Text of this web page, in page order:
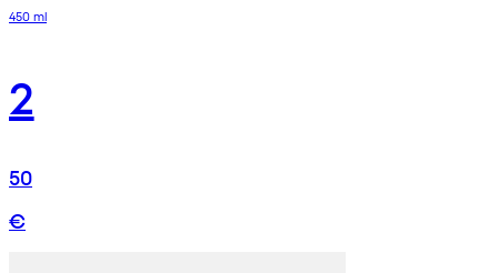
450 ml
2
50
€